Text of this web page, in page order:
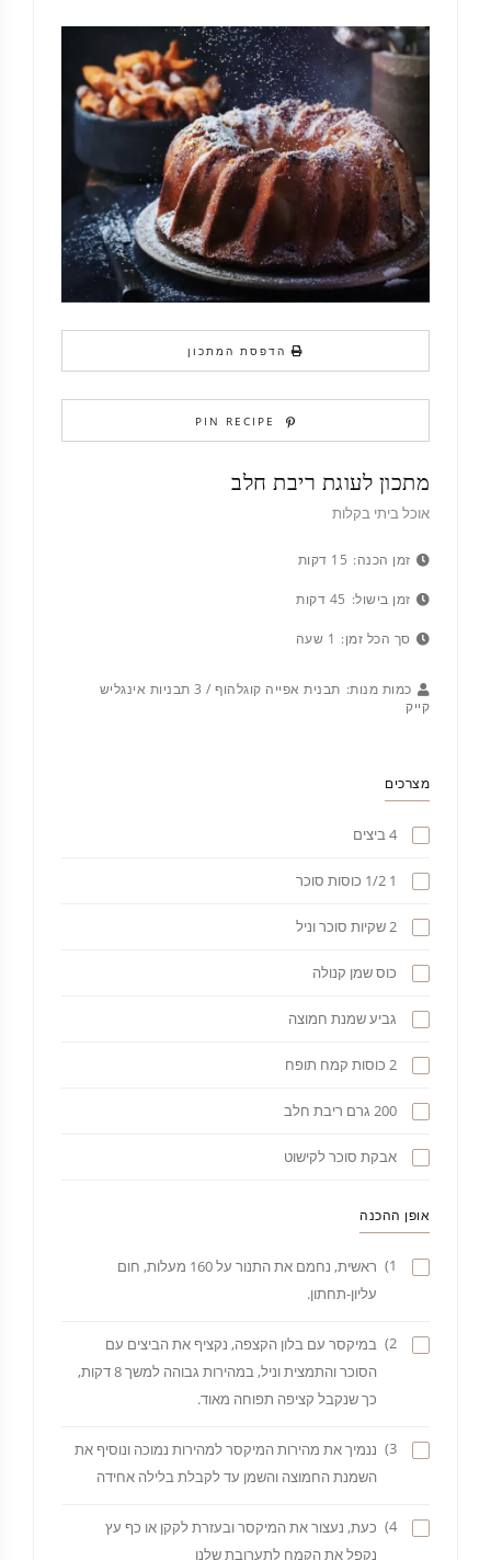
הדפסת המתכון
PIN RECIPE
מתכון לעוגת ריבת חלב
אוכל ביתי בקלות
זמן הכנה: 15 דקות
זמן בישול: 45 דקות
סך הכל זמן: 1 שעה
כמות מנות:
תבנית אפייה קוגלהוף / 3 תבניות אינגליש
קייק
מצרכים
4 ביצים
1 1/2 כוסות סוכר
2 שקיות סוכר וניל
כוס שמן קנולה
גביע שמנת חמוצה
2 כוסות קמח תופח
200 גרם ריבת חלב
אבקת סוכר לקישוט
אופן ההכנה
1)
ראשית, נחמם את התנור על 160 מעלות, חום
עליון-תחתון.
2)
במיקסר עם בלון הקצפה, נקציף את הביצים עם
הסוכר והתמצית וניל, במהירות גבוהה למשך 8 דקות,
כך שנקבל קציפה תפוחה מאוד.
3)
ננמיך את מהירות המיקסר למהירות נמוכה ונוסיף את
השמנת החמוצה והשמן עד לקבלת בלילה אחידה
4)
כעת, נעצור את המיקסר ובעזרת לקקן או כף עץ
נקפל את הקמח לתערובת שלנו